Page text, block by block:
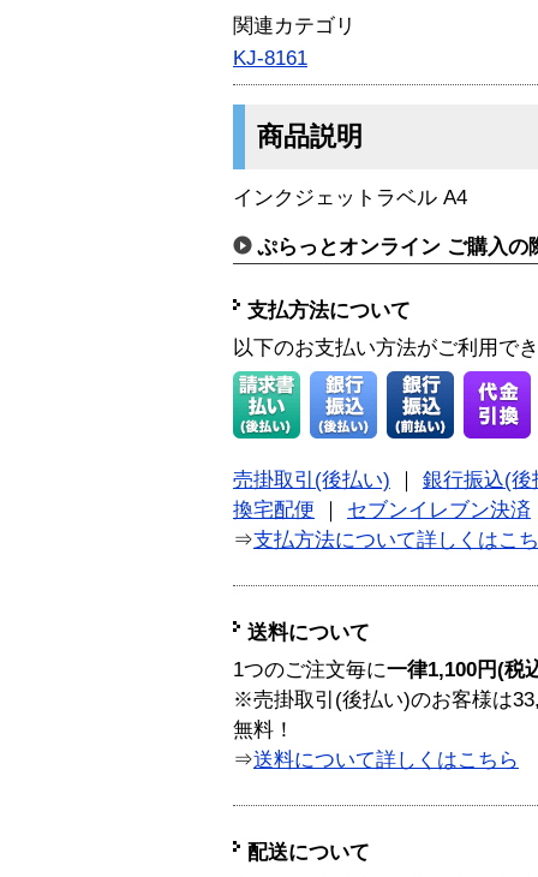
関連カテゴリ
KJ-8161
商品説明
インクジェットラベル A4
ぷらっとオンライン ご購入の
支払方法について
以下のお支払い方法がご利用で
売掛取引(後払い)
銀行振込(後
換宅配便
セブンイレブン決済
⇒支払方法について詳しくはこ
送料について
1つのご注文毎に一律1,100円(税
※売掛取引(後払い)のお客様は
無料！
⇒送料について詳しくはこちら
配送について